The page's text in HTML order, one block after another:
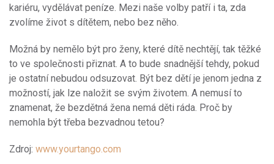
kariéru, vydělávat peníze. Mezi naše volby patří i ta, zda
zvolíme život s dítětem, nebo bez něho.
Možná by nemělo být pro ženy, které dítě nechtějí, tak těžké
to ve společnosti přiznat. A to bude snadnější tehdy, pokud
je ostatní nebudou odsuzovat. Být bez dětí je jenom jedna z
možností, jak lze naložit se svým životem. A nemusí to
znamenat, že bezdětná žena nemá děti ráda. Proč by
nemohla být třeba bezvadnou tetou?
Zdroj: www.yourtango.com